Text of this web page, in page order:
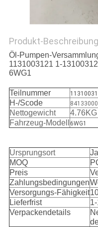
Produkt-Beschreibung
Öl-Pumpen-
1131003121 1-
6WG1
Teilnummer
H-/Scode
Nettogewicht
4.76KG
Fahrzeug-Modell
6WG1
Ursprungsort
MOQ
Preis
Zahlungsbedingungen
Versorgungs-Fähigkeit
Lieferfrist
Verpackendetails